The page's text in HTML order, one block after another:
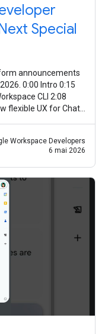
Special
announcements
0:00 Intro 0:15
CLI 2:08
flexible UX for Chat
Workspace Developers
6 mai 2026